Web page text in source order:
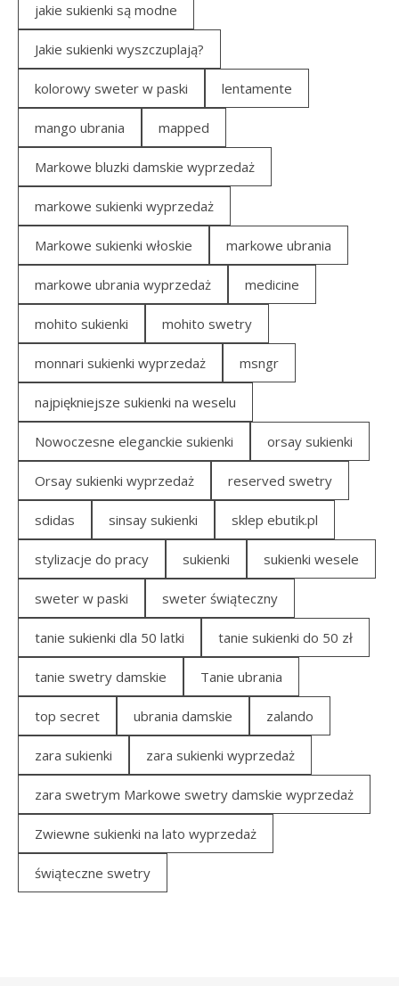
jakie sukienki są modne
Jakie sukienki wyszczuplają?
kolorowy sweter w paski lentamente
mango ubrania mapped
Markowe bluzki damskie wyprzedaż
markowe sukienki wyprzedaż
Markowe sukienki włoskie markowe ubrania
markowe ubrania wyprzedaż medicine
mohito sukienki mohito swetry
monnari sukienki wyprzedaż msngr
najpiękniejsze sukienki na weselu
Nowoczesne eleganckie sukienki orsay sukienki
Orsay sukienki wyprzedaż reserved swetry
sdidas sinsay sukienki sklep ebutik.pl
stylizacje do pracy sukienki sukienki wesele
sweter w paski sweter świąteczny
tanie sukienki dla 50 latki tanie sukienki do 50 zł
tanie swetry damskie Tanie ubrania
top secret ubrania damskie zalando
zara sukienki zara sukienki wyprzedaż
zara swetrym Markowe swetry damskie wyprzedaż
Zwiewne sukienki na lato wyprzedaż
świąteczne swetry